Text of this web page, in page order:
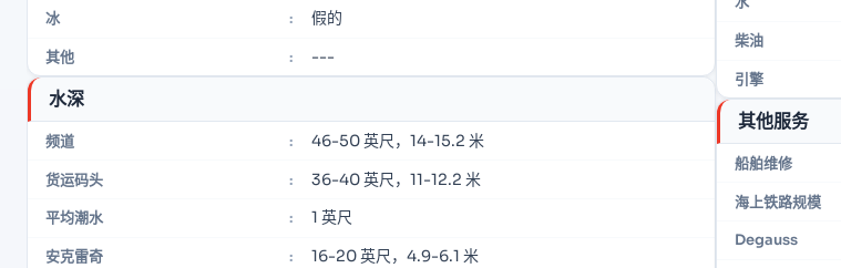
冰 : 假的
其他 : ---
水深
频道 : 46-50 英尺，14-15.2 米
货运码头 : 36-40 英尺，11-12.2 米
平均潮水 : 1 英尺
安克雷奇 : 16-20 英尺，4.9-6.1 米
柴油
引擎
其他服务
船舶维修
海上铁路规模
Degauss